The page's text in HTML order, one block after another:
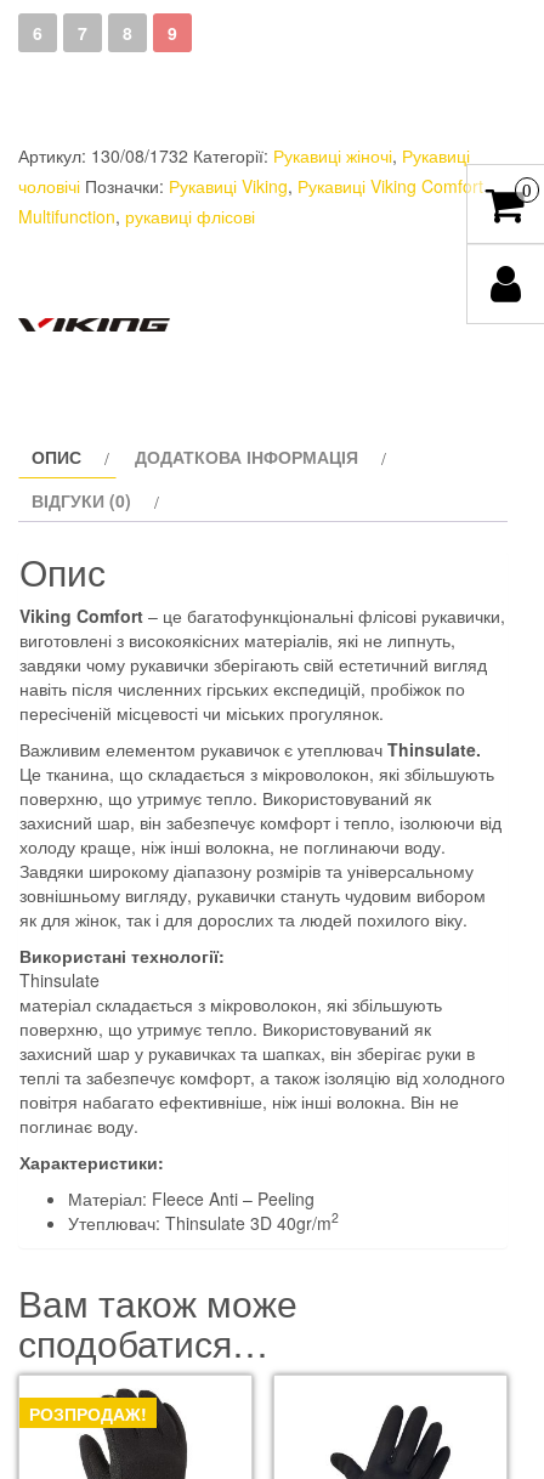
6 7 8 9
Артикул: 130/08/1732 Категорії: Рукавиці жіночі, Рукавиці
чоловічі Позначки: Рукавиці Viking, Рукавиці Viking Comfort
Multifunction, рукавиці флісові
ОПИС
ДОДАТКОВА ІНФОРМАЦІЯ
ВІДГУКИ (0)
Опис
Viking Comfort – це багатофункціональні флісові рукавички,
виготовлені з високоякісних матеріалів, які не липнуть,
завдяки чому рукавички зберігають свій естетичний вигляд
навіть після численних гірських експедицій, пробіжок по
пересіченій місцевості чи міських прогулянок.
Важливим елементом рукавичок є утеплювач Thinsulate.
Це тканина, що складається з мікроволокон, які збільшують
поверхню, що утримує тепло. Використовуваний як
захисний шар, він забезпечує комфорт і тепло, ізолюючи від
холоду краще, ніж інші волокна, не поглинаючи воду.
Завдяки широкому діапазону розмірів та універсальному
зовнішньому вигляду, рукавички стануть чудовим вибором
як для жінок, так і для дорослих та людей похилого віку.
Використані технології:
Thinsulate
матеріал складається з мікроволокон, які збільшують
поверхню, що утримує тепло. Використовуваний як
захисний шар у рукавичках та шапках, він зберігає руки в
теплі та забезпечує комфорт, а також ізоляцію від холодного
повітря набагато ефективніше, ніж інші волокна. Він не
поглинає воду.
Характеристики:
Матеріал: Fleece Anti – Peeling
Утеплювач: Thinsulate 3D 40gr/m2
Вам також може
сподобатися…
РОЗПРОДАЖ!
0